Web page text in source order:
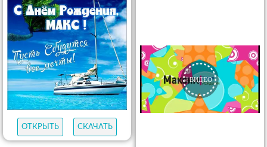
ОТКРЫТЬ СКАЧАТЬ